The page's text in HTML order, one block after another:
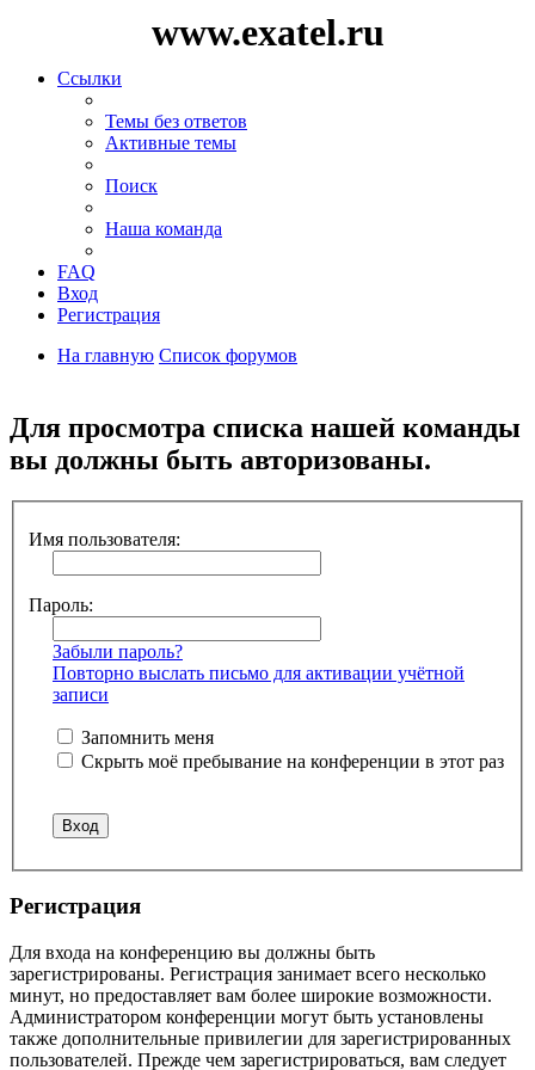
www.exatel.ru
Ссылки
Темы без ответов
Активные темы
Поиск
Наша команда
FAQ
Вход
Регистрация
На главную Список форумов
Для просмотра списка нашей команды
вы должны быть авторизованы.
Имя пользователя:
Пароль:
Забыли пароль?
Повторно выслать письмо для активации учётной
записи
Запомнить меня
Скрыть моё пребывание на конференции в этот раз
Регистрация
Для входа на конференцию вы должны быть
зарегистрированы. Регистрация занимает всего несколько
минут, но предоставляет вам более широкие возможности.
Администратором конференции могут быть установлены
также дополнительные привилегии для зарегистрированных
пользователей. Прежде чем зарегистрироваться, вам следует